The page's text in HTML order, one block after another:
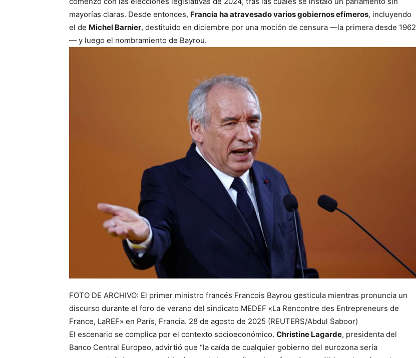
mayorías claras. Desde entonces, Francia ha atravesado varios gobiernos efímeros, incluyendo
el de Michel Barnier, destituido en diciembre por una moción de censura —la primera desde 1962
— y luego el nombramiento de Bayrou.
FOTO DE ARCHIVO: El primer ministro francés Francois Bayrou gesticula mientras pronuncia un
discurso durante el foro de verano del sindicato MEDEF «La Rencontre des Entrepreneurs de
France, LaREF» en París, Francia. 28 de agosto de 2025 (REUTERS/Abdul Saboor)
El escenario se complica por el contexto socioeconómico. Christine Lagarde, presidenta del
Banco Central Europeo, advirtió que “la caída de cualquier gobierno del eurozona sería